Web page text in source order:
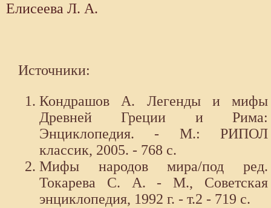
Елисеева Л. А.
Источники:
Кондрашов А. Легенды и мифы
Древней Греции и Рима:
Энциклопедия. - М.: РИПОЛ
классик, 2005. - 768 с.
Мифы народов мира/под ред.
Токарева С. А. - М., Советская
энциклопедия, 1992 г. - т.2 - 719 с.